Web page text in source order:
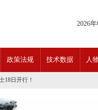
2026
政策法规 技术数据 人
)邀请函
劳动奖状
18日开行！
」目标 助推公交转型发展——沪苏
交实现历史性跨越！